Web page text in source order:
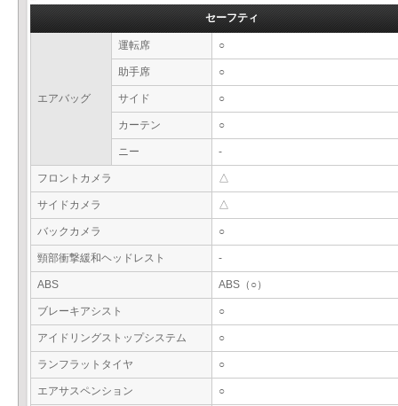
セーフティ
エアバッグ
運転席 ○
助手席 ○
サイド ○
カーテン ○
ニー -
フロントカメラ △
サイドカメラ △
バックカメラ ○
頸部衝撃緩和ヘッドレスト -
ABS ABS（○）
ブレーキアシスト ○
アイドリングストップシステム ○
ランフラットタイヤ ○
エアサスペンション ○